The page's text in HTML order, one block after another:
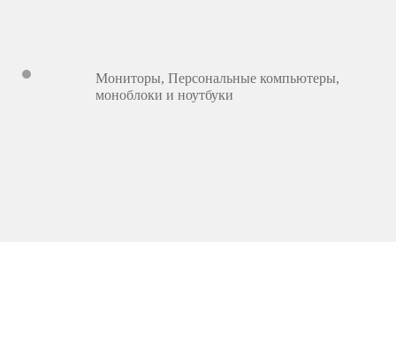
Мониторы, Персональные компьютеры,
моноблоки и ноутбуки